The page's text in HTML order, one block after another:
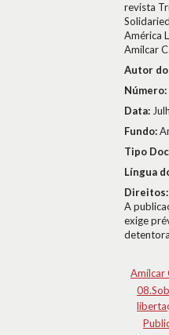
revista
América
Amílcar
Autor
Número:
Data:
Fundo:
Tipo
Língua
Direitos:
A
exige
Amílcar